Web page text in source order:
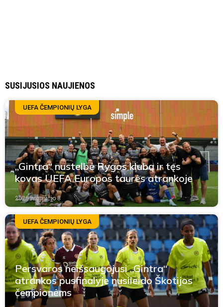
SUSIJUSIOS NAUJIENOS
UEFA ČEMPIONIŲ LYGA
„Gintra“ nustelbė Rygos klubą ir tęs
kovas UEFA Europos taurės atrankoje
2026 rugpjūčio 8
UEFA ČEMPIONIŲ LYGA
Persvaros neišsaugojusi „Gintra“
atrankos pusfinalyje nusileido Škotijos
čempionėms